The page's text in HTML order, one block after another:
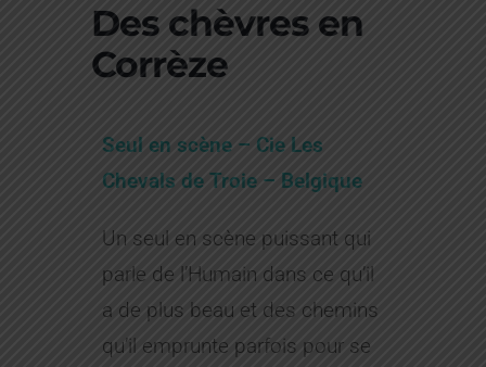
Des chèvres en
Corrèze
Seul en scène – Cie Les
Chevals de Troie – Belgique
Un seul en scène puissant qui
parle de l’Humain dans ce qu’il
a de plus beau et des chemins
qu’il emprunte parfois pour se